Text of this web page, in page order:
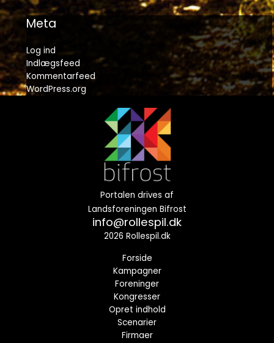
Meta
Log ind
Indlægsfeed
Kommentarfeed
WordPress.org
Portalen drives af
Landsforeningen Bifrost
info@rollespil.dk
2026 Rollespil.dk
Forside
Kampagner
Foreninger
Kongresser
Opret indhold
Scenarier
Firmaer